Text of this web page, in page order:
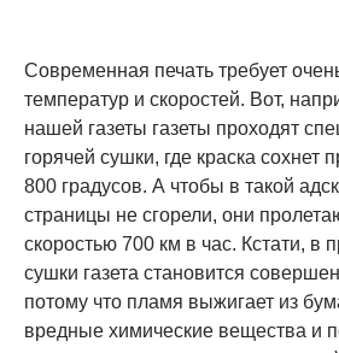
Современная печать требует
температур и скоростей. Вот,
нашей газеты газеты проходят
горячей сушки, где краска сохнет
800 градусов. А чтобы в такой
страницы не сгорели, они
скоростью 700 км в час. Кстати, в
сушки газета становится
потому что пламя выжигает из
вредные химические вещества и